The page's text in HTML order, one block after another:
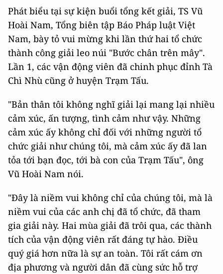
Phát biểu tại sự kiện buổi tổng kết giải, TS Vũ
Hoài Nam, Tổng biên tập Báo Pháp luật Việt
Nam, bày tỏ vui mừng khi lần thứ hai tổ chức
thành công giải leo núi "Bước chân trên mây".
Lần 1, các vận động viên đã chinh phục đỉnh Tà
Chì Nhù cũng ở huyện Trạm Tấu.
"Bản thân tôi không nghĩ giải lại mang lại nhiều
cảm xúc, ấn tượng, tình cảm như vậy. Những
cảm xúc ấy không chỉ đối với những người tổ
chức giải như chúng tôi, mà cảm xúc ấy đã lan
tỏa tới bạn đọc, tới bà con của Trạm Tấu", ông
Vũ Hoài Nam nói.
"Đây là niềm vui không chỉ của chúng tôi, mà là
niềm vui của các anh chị đã tổ chức, đã tham
gia giải này. Hai mùa giải đã trôi qua, các thành
tích của vận động viên rất đáng tự hào. Điều
quý giá hơn nữa là sự an toàn. Tôi rất cám ơn
địa phương và người dân đã cùng sức hỗ trợ